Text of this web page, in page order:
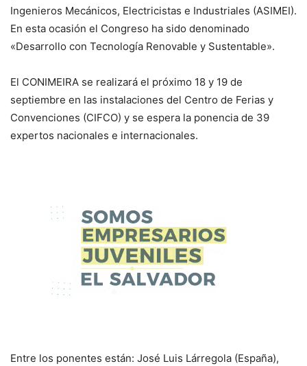
Ingenieros Mecánicos, Electricistas e Industriales (ASIMEI).
En esta ocasión el Congreso ha sido denominado
«Desarrollo con Tecnología Renovable y Sustentable».
El CONIMEIRA se realizará el próximo 18 y 19 de
septiembre en las instalaciones del Centro de Ferias y
Convenciones (CIFCO) y se espera la ponencia de 39
expertos nacionales e internacionales.
Entre los ponentes están: José Luis Lárregola (España),